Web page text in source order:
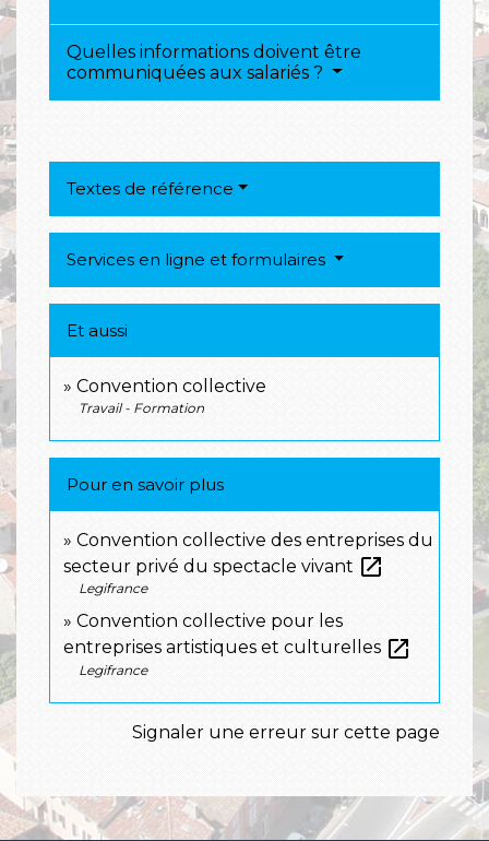
Quelles informations doivent être
communiquées aux salariés ?
Textes de référence
Services en ligne et formulaires
Et aussi
Convention collective
Travail - Formation
Pour en savoir plus
Convention collective des entreprises du
secteur privé du spectacle vivant open_in_new
Legifrance
Convention collective pour les
entreprises artistiques et culturelles open_in_new
Legifrance
Signaler une erreur sur cette page